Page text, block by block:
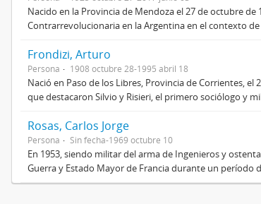
Nacido en la Provincia de Mendoza el 27 de octubre
Contrarrevolucionaria en la Argentina en el contexto
Frondizi, Arturo
Persona 1908 octubre 28-1995 abril 18
Nació en Paso de los Libres, Provincia de Corrientes,
que destacaron Silvio y Risieri, el primero sociólogo y
Rosas, Carlos Jorge
Persona Sin fecha-1969 octubre 10
En 1953, siendo militar del arma de Ingenieros y
Guerra y Estado Mayor de Francia durante un período